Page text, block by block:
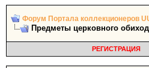
Форум Портала коллекционеров
Предметы церковного
РЕГИСТРАЦИЯ